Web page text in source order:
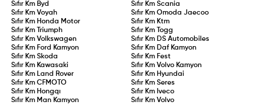
Sıfır Km Byd Sıfır Km Scania
Sıfır KmVoyah Sıfır Km Omoda Jaecoo
Sıfır Km Honda Motor Sıfır Km Ktm
Sıfır Km
Triumph Sıfır Km
Togg
Sıfır KmVolkswagen Sıfır Km DS Automobiles
Sıfır Km Ford Kamyon Sıfır Km Daf Kamyon
Sıfır KmSkoda Sıfır Km Fest
Sıfır Km Kawasaki Sıfır Km Volvo Kamyon
Sıfır Km Land Rover Sıfır Km Hyundai
Sıfır KmCFMOTO Sıfır Km Seres
Sıfır Km Hongqı Sıfır Km Iveco
Sıfır Km Man Kamyon Sıfır Km Volvo